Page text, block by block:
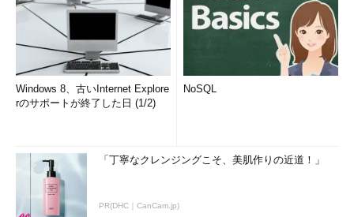
Windows 8、古いInternet Explore
rのサポートが終了した日 (1/2)
NoSQL
「丁寧なクレンジングこそ、美肌作りの近道！」
PR(DHC｜CanCam.jp)